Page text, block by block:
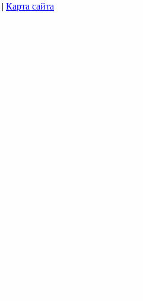
| Карта сайта